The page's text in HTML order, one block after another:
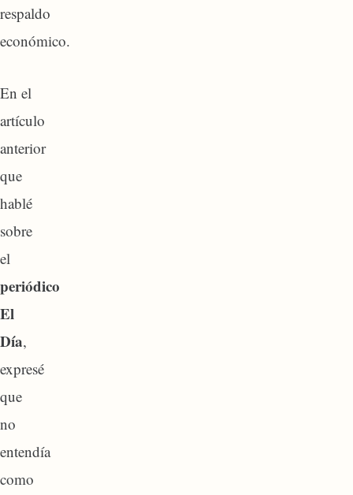
respaldo
económico.
En el
artículo
anterior
que
hablé
sobre
el
periódico
El
Día,
expresé
que
no
entendía
como